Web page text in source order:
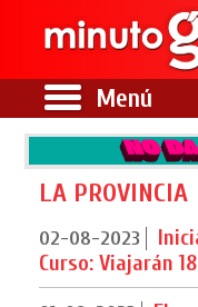
Menú
LA PROVINCIA
02-08-2023
Curso: Viajarán